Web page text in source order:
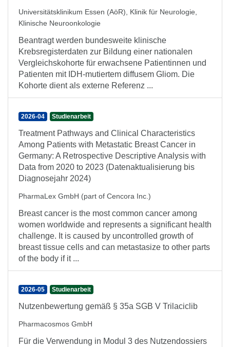
Universitätsklinikum Essen (AöR), Klinik für Neurologie,
Klinische Neuroonkologie
Beantragt werden bundesweite klinische
Krebsregisterdaten zur Bildung einer nationalen
Vergleichskohorte für erwachsene Patientinnen und
Patienten mit IDH-mutiertem diffusem Gliom. Die
Kohorte dient als externe Referenz ...
2026-04 Studienarbeit
Treatment Pathways and Clinical Characteristics
Among Patients with Metastatic Breast Cancer in
Germany: A Retrospective Descriptive Analysis with
Data from 2020 to 2023 (Datenaktualisierung bis
Diagnosejahr 2024)
PharmaLex GmbH (part of Cencora Inc.)
Breast cancer is the most common cancer among
women worldwide and represents a significant health
challenge. It is caused by uncontrolled growth of
breast tissue cells and can metastasize to other parts
of the body if it ...
2026-05 Studienarbeit
Nutzenbewertung gemäß § 35a SGB V Trilaciclib
Pharmacosmos GmbH
Für die Verwendung in Modul 3 des Nutzendossiers